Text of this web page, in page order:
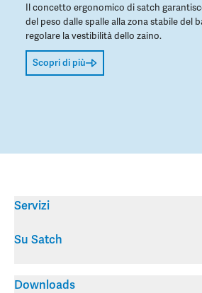
Il concetto ergonomico di satch
del peso dalle spalle alla zona stabile del
regolare la vestibilità dello zaino.
Scopri di più
Servizi
Su Satch
Downloads